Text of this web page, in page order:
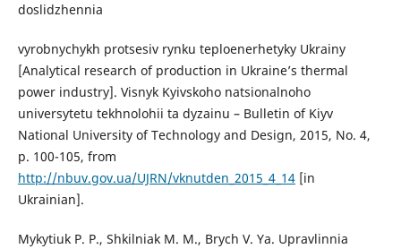
doslidzhennia
vyrobnychykh protsesiv rynku teploenerhetyky Ukrainy
[Analytical research of production in Ukraine’s thermal
power industry]. Visnyk Kyivskoho natsionalnoho
universytetu tekhnolohii ta dyzainu – Bulletin of Kiyv
National University of Technology and Design, 2015, No. 4,
p. 100-105, from
http://nbuv.gov.ua/UJRN/vknutden_2015_4_14[in
Ukrainian].
Mykytiuk P. P., Shkilniak M. M., Brych V. Ya. Upravlinnia